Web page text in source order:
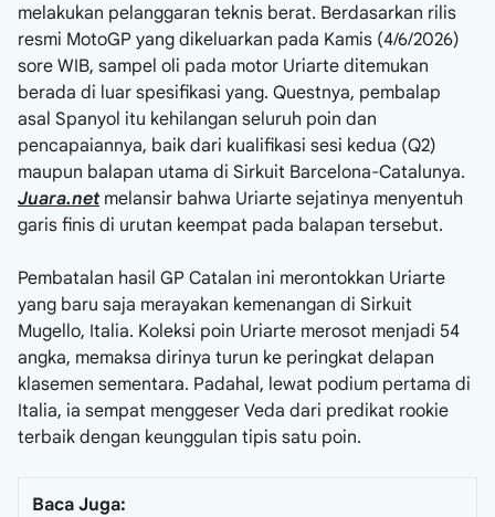
melakukan pelanggaran teknis berat. Berdasarkan rilis
resmi MotoGP yang dikeluarkan pada Kamis (4/6/2026)
sore WIB, sampel oli pada motor Uriarte ditemukan
berada di luar spesifikasi yang. Questnya, pembalap
asal Spanyol itu kehilangan seluruh poin dan
pencapaiannya, baik dari kualifikasi sesi kedua (Q2)
maupun balapan utama di Sirkuit Barcelona-Catalunya.
Juara.netmelansir bahwa Uriarte sejatinya menyentuh
garis finis di urutan keempat pada balapan tersebut.
Pembatalan hasil GP Catalan ini merontokkan Uriarte
yang baru saja merayakan kemenangan di Sirkuit
Mugello, Italia. Koleksi poin Uriarte merosot menjadi 54
angka, memaksa dirinya turun ke peringkat delapan
klasemen sementara. Padahal, lewat podium pertama di
Italia, ia sempat menggeser Veda dari predikat rookie
terbaik dengan keunggulan tipis satu poin.
Baca Juga: